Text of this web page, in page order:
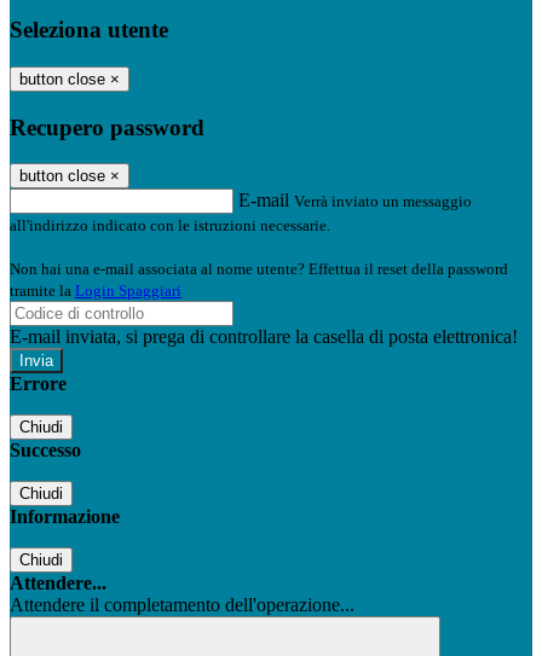
Seleziona utente
button close ×
Recupero password
button close ×
E-mail Verrà inviato un messaggio
all'indirizzo indicato con le istruzioni necessarie.
Non hai una e-mail associata al nome utente? Effettua il reset della password
tramite la Login Spaggiari
E-mail inviata, si prega di controllare la casella di posta elettronica!
Errore
Chiudi
Successo
Chiudi
Informazione
Chiudi
Attendere...
Attendere il completamento dell'operazione...